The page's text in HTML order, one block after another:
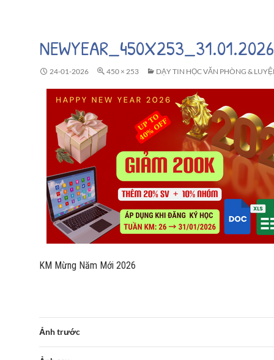
NEWYEAR_450X253_31.01.2026
24-01-2026 450 × 253 DẠY TIN HỌC VĂN PHÒNG &
KM Mừng Năm Mới 2026
Ảnh trước